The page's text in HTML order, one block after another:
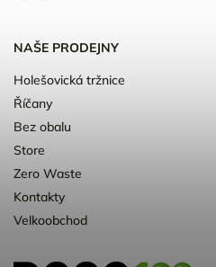
NAŠE PRODEJNY
Holešovická tržnice
Říčany
Bez obalu
Store
Zero Waste
Kontakty
Velkoobchod